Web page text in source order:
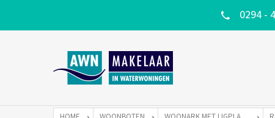
0294 -